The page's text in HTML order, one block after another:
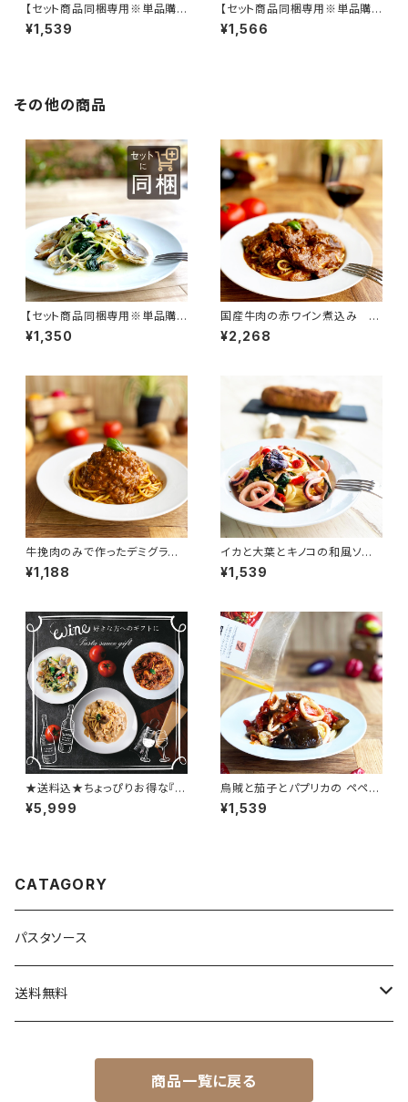
【セット商品同梱専用※単品購
入不可】イカと大葉とキノコの和
風ソース
¥1,539
【セット商品同梱専用※単品購
入不可】3種のソーセージとジャ
ガイモのアラビアータ（辛口）
¥1,566
その他の商品
【セット商品同梱専用※単品購
入不可】浅蜊と小松菜のボンゴ
レソース
¥1,350
国産牛肉の赤ワイン煮込み ミ
ートソース
¥2,268
牛挽肉のみで作ったデミグラス
ミートソース
¥1,188
イカと大葉とキノコの和風ソー
ス
¥1,539
★送料込★ちょっぴりお得な『ワ
イン好きな方へのパスタソース3
種セット』ギフトにも！
¥5,999
烏賊と茄子とパプリカの ペペロ
ンチーノソース〔大辛〕
¥1,539
CATAGORY
パスタソース
送料無料
商品一覧に戻る